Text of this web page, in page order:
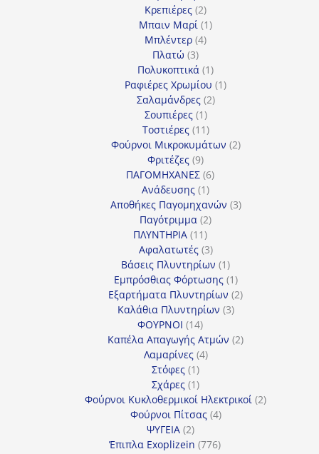
προϊόν
Κρεπιέρες 22
προϊόντα
Μπαιν Μαρί 11
Μπλέντερ 44
Πλατώ 33
προϊόντα
Πολυκοπτικά 11
προϊόν
Ραφιέρες Χρωμίου 11
Σαλαμάνδρες 22
Σουπιέρες 11
προϊόν
Τοστιέρες 1111
προϊόντα
Φούρνοι Μικροκυμάτων 22
Φριτέζες 99
προϊόντα
ΠΑΓΟΜΗΧΑΝΕΣ 66
Ανάδευσης 11
προϊόν
Αποθήκες Παγομηχανών 33
Παγότριμμα 22
ΠΛΥΝΤΗΡΙΑ 1111
προϊόντα
Αφαλατωτές 33
προϊόντα
Βάσεις Πλυντηρίων 11
προϊόν
Εμπρόσθιας Φόρτωσης 11
προϊόν
Εξαρτήματα Πλυντηρίων 22
Καλάθια Πλυντηρίων 33
ΦΟΥΡΝΟΙ 1414
προϊόντα
Καπέλα Απαγωγής Ατμών 22
Λαμαρίνες 44
Στόφες 11
προϊόν
Σχάρες 11
προϊόν
Φούρνοι Κυκλοθερμικοί Ηλεκτρικοί 22
Φούρνοι Πίτσας 44
ΨΥΓΕΙΑ 22
προϊόντα
Έπιπλα Exoplizein 776776